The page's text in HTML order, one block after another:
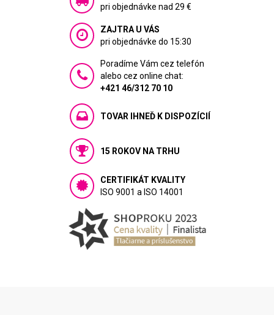
pri objednávke nad 29 €
ZAJTRA U VÁS
pri objednávke do 15:30
Poradíme Vám cez telefón
alebo cez online chat:
+421 46/312 70 10
TOVAR IHNEĎ K DISPOZÍCIÍ
15 ROKOV NA TRHU
CERTIFIKÁT KVALITY
ISO 9001 a ISO 14001